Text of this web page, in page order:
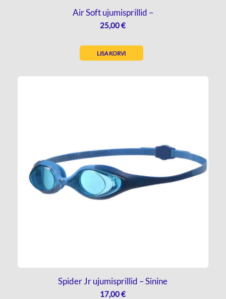
Air Soft ujumisprillid –
25,00€
LISA KORVI
Spider Jr ujumisprillid – Sinine
17,00€